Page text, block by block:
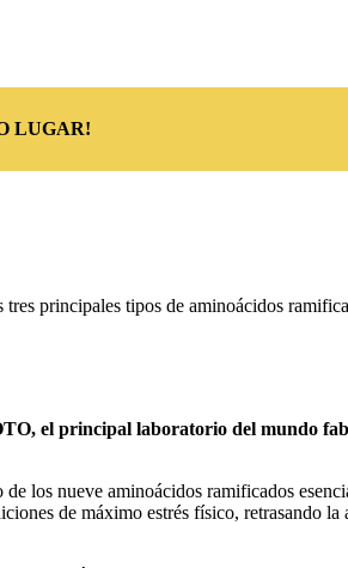
LUGAR!
principales tipos de aminoácidos
el principal laboratorio del mundo
los nueve aminoácidos ramificados
de máximo estrés físico, retrasando